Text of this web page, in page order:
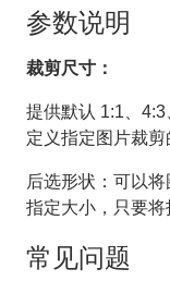
参数说明
裁剪尺寸：
提供默认 1:1、
定义指定图片裁剪
后选形状：可以
指定大小，只要将
常见问题